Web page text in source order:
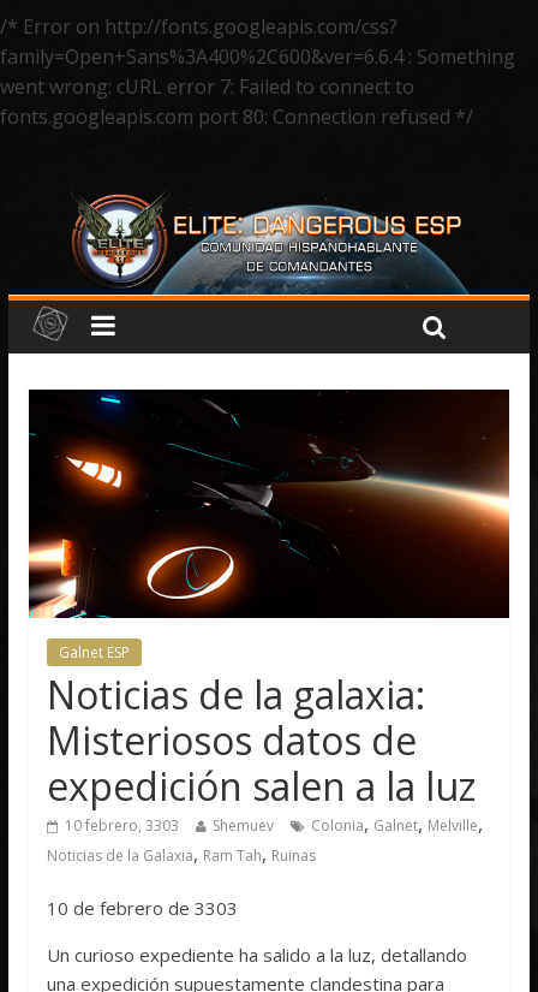
/* Error on http://fonts.googleapis.com/css?
family=Open+Sans%3A400%2C600&ver=6.6.4 : Something
went wrong: cURL error 7: Failed to connect to
fonts.googleapis.com port 80: Connection refused */
Galnet ESP
Noticias de la galaxia:
Misteriosos datos de
expedición salen a la luz
10 febrero, 3303 Shemuev Colonia, Galnet, Melville,
Noticias de la Galaxia, Ram Tah, Ruinas
10 de febrero de 3303
Un curioso expediente ha salido a la luz, detallando
una expedición supuestamente clandestina para